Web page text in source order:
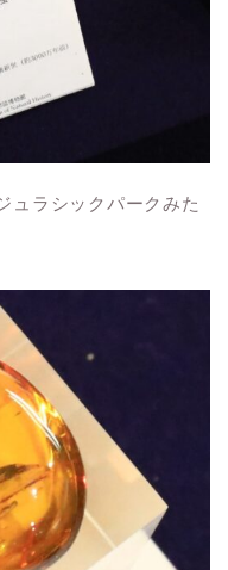
ュラシックパークみた